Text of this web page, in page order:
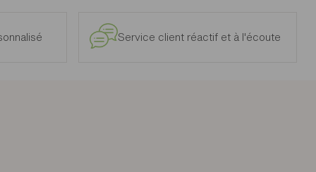
et intérieur, à l’exclusion des modèles d’exposition.
Service client réactif et à l'écoute